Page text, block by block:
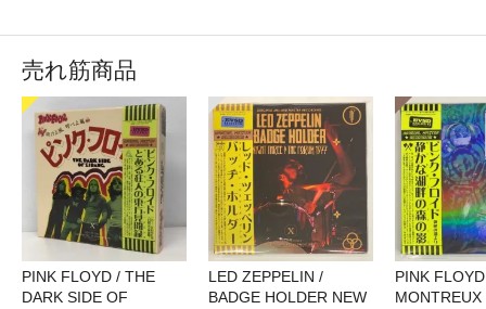
売れ筋商品
PINK FLOYD / THE
DARK SIDE OF
LED ZEPPELIN /
BADGE HOLDER NEW
PINK